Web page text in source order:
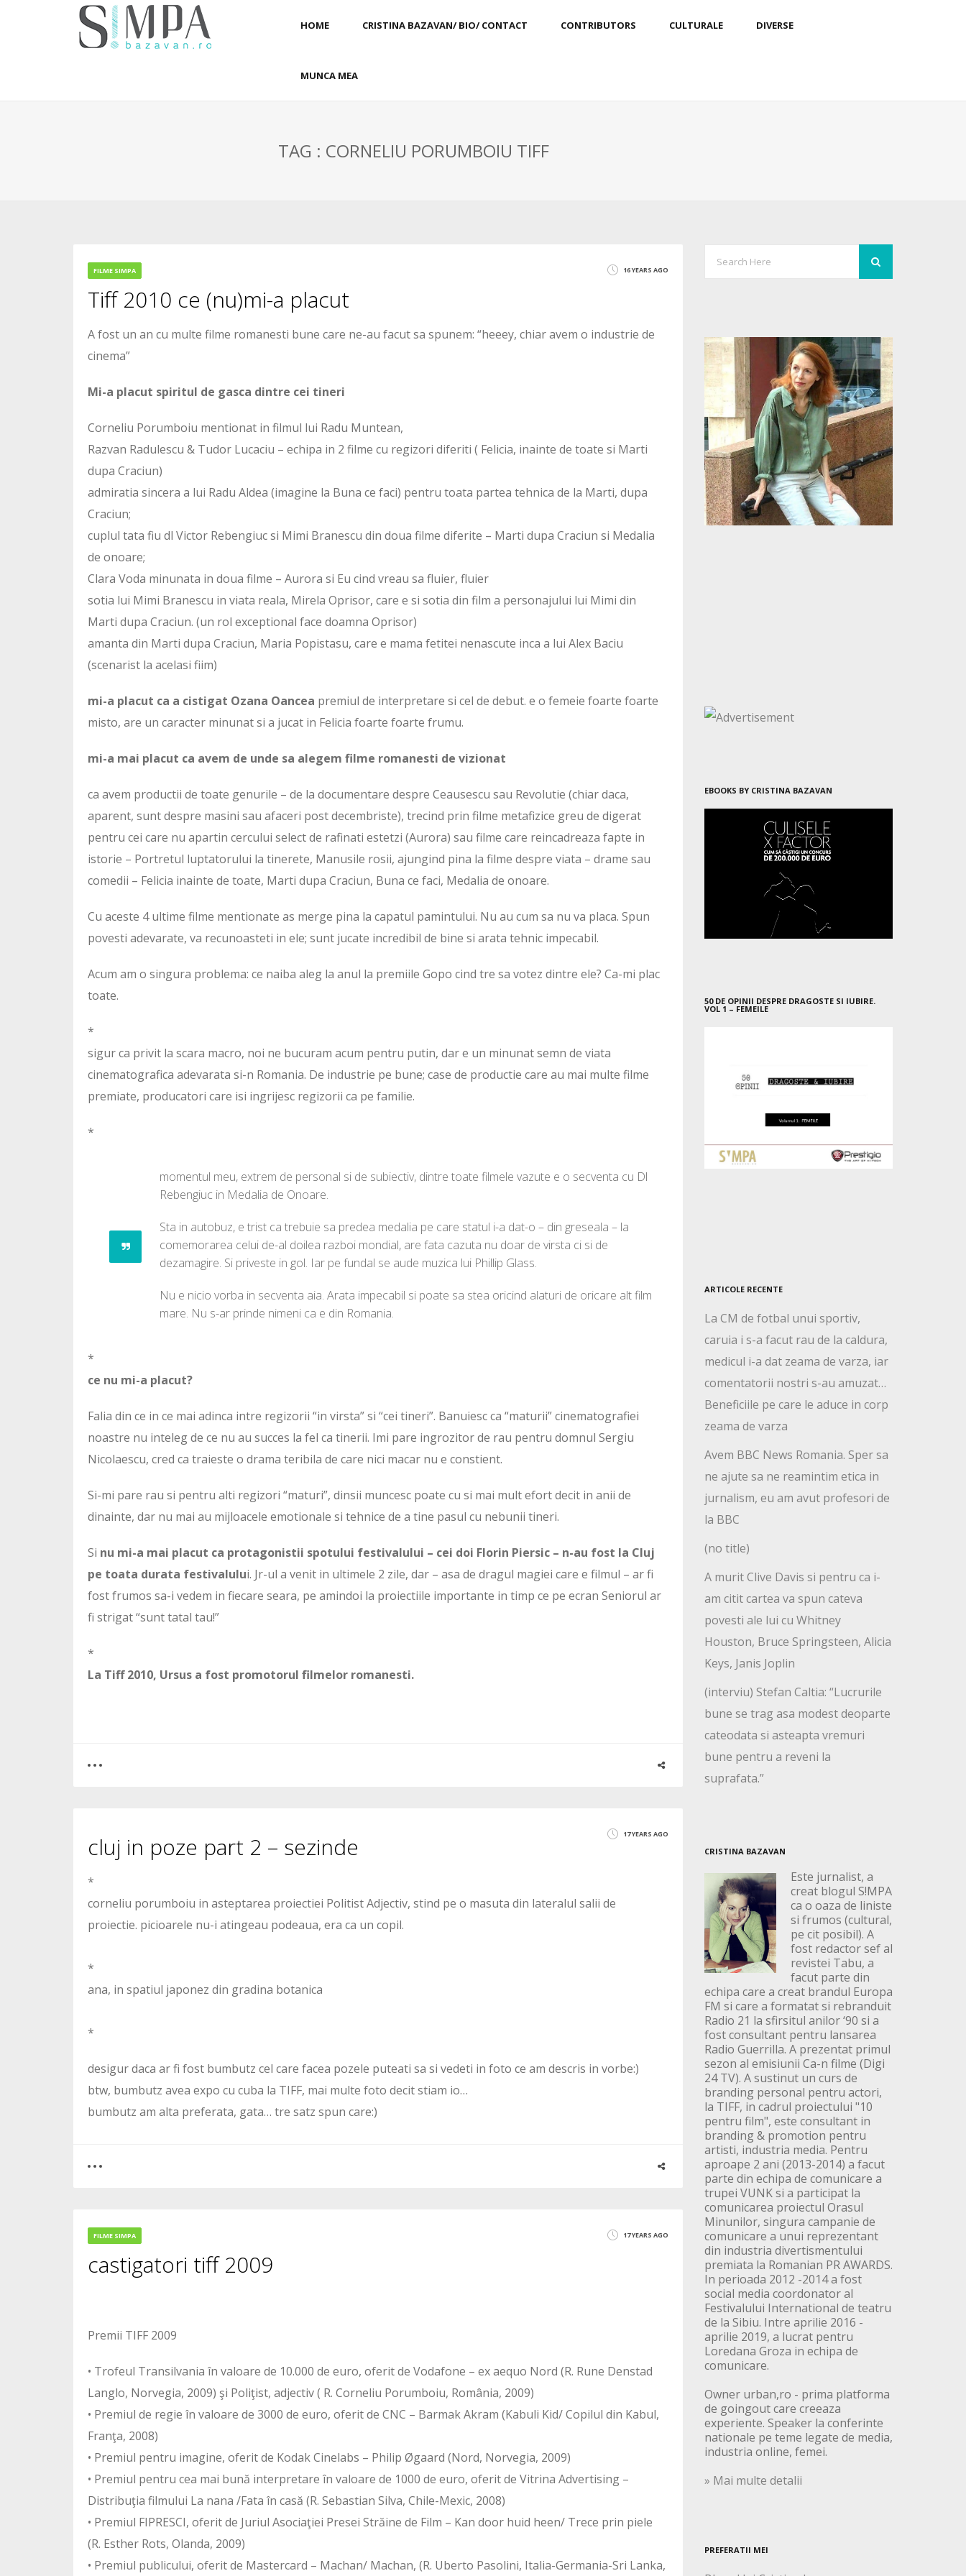
HOME CRISTINA BAZAVAN/ BIO/ CONTACT CONTRIBUTORS CULTURALE DIVERSE
MUNCA MEA
TAG : CORNELIU PORUMBOIU TIFF
FILME SIMPA 16 YEARS AGO
Tiff 2010 ce (nu)mi-a placut
A fost un an cu multe filme romanesti bune care ne-au facut sa spunem: “heeey, chiar avem o industrie de
cinema”
Mi-a placut spiritul de gasca dintre cei tineri
Corneliu Porumboiu mentionat in filmul lui Radu Muntean,
Razvan Radulescu & Tudor Lucaciu – echipa in 2 filme cu regizori diferiti ( Felicia, inainte de toate si Marti
dupa Craciun)
admiratia sincera a lui Radu Aldea (imagine la Buna ce faci) pentru toata partea tehnica de la Marti, dupa
Craciun;
cuplul tata fiu dl Victor Rebengiuc si Mimi Branescu din doua filme diferite – Marti dupa Craciun si Medalia
de onoare;
Clara Voda minunata in doua filme – Aurora si Eu cind vreau sa fluier, fluier
sotia lui Mimi Branescu in viata reala, Mirela Oprisor, care e si sotia din film a personajului lui Mimi din
Marti dupa Craciun. (un rol exceptional face doamna Oprisor)
amanta din Marti dupa Craciun, Maria Popistasu, care e mama fetitei nenascute inca a lui Alex Baciu
(scenarist la acelasi fiim)
mi-a placut ca a cistigat Ozana Oancea premiul de interpretare si cel de debut. e o femeie foarte foarte
misto, are un caracter minunat si a jucat in Felicia foarte foarte frumu.
mi-a mai placut ca avem de unde sa alegem filme romanesti de vizionat
ca avem productii de toate genurile – de la documentare despre Ceausescu sau Revolutie (chiar daca,
aparent, sunt despre masini sau afaceri post decembriste), trecind prin filme metafizice greu de digerat
pentru cei care nu apartin cercului select de rafinati estetzi (Aurora) sau filme care reincadreaza fapte in
istorie – Portretul luptatorului la tinerete, Manusile rosii, ajungind pina la filme despre viata – drame sau
comedii – Felicia inainte de toate, Marti dupa Craciun, Buna ce faci, Medalia de onoare.
Cu aceste 4 ultime filme mentionate as merge pina la capatul pamintului. Nu au cum sa nu va placa. Spun
povesti adevarate, va recunoasteti in ele; sunt jucate incredibil de bine si arata tehnic impecabil.
Acum am o singura problema: ce naiba aleg la anul la premiile Gopo cind tre sa votez dintre ele? Ca-mi plac
toate.
*
sigur ca privit la scara macro, noi ne bucuram acum pentru putin, dar e un minunat semn de viata
cinematografica adevarata si-n Romania. De industrie pe bune; case de productie care au mai multe filme
premiate, producatori care isi ingrijesc regizorii ca pe familie.
*
momentul meu, extrem de personal si de subiectiv, dintre toate filmele vazute e o secventa cu Dl
Rebengiuc in Medalia de Onoare.
Sta in autobuz, e trist ca trebuie sa predea medalia pe care statul i-a dat-o – din greseala – la
comemorarea celui de-al doilea razboi mondial, are fata cazuta nu doar de virsta ci si de
dezamagire. Si priveste in gol. Iar pe fundal se aude muzica lui Phillip Glass.
Nu e nicio vorba in secventa aia. Arata impecabil si poate sa stea oricind alaturi de oricare alt film
mare. Nu s-ar prinde nimeni ca e din Romania.
*
ce nu mi-a placut?
Falia din ce in ce mai adinca intre regizorii “in virsta” si “cei tineri”. Banuiesc ca “maturii” cinematografiei
noastre nu inteleg de ce nu au succes la fel ca tinerii. Imi pare ingrozitor de rau pentru domnul Sergiu
Nicolaescu, cred ca traieste o drama teribila de care nici macar nu e constient.
Si-mi pare rau si pentru alti regizori “maturi”, dinsii muncesc poate cu si mai mult efort decit in anii de
dinainte, dar nu mai au mijloacele emotionale si tehnice de a tine pasul cu nebunii tineri.
Si nu mi-a mai placut ca protagonistii spotului festivalului – cei doi Florin Piersic – n-au fost la Cluj
pe toata durata festivalului. Jr-ul a venit in ultimele 2 zile, dar – asa de dragul magiei care e filmul – ar fi
fost frumos sa-i vedem in fiecare seara, pe amindoi la proiectiile importante in timp ce pe ecran Seniorul ar
fi strigat “sunt tatal tau!”
*
La Tiff 2010, Ursus a fost promotorul filmelor romanesti.
2259
17 YEARS AGO
cluj in poze part 2 – sezinde
*
corneliu porumboiu in asteptarea proiectiei Politist Adjectiv, stind pe o masuta din lateralul salii de
proiectie. picioarele nu-i atingeau podeaua, era ca un copil.
*
ana, in spatiul japonez din gradina botanica
*
desigur daca ar fi fost bumbutz cel care facea pozele puteati sa si vedeti in foto ce am descris in vorbe:)
btw, bumbutz avea expo cu cuba la TIFF, mai multe foto decit stiam io…
bumbutz am alta preferata, gata… tre satz spun care:)
FILME SIMPA 17 YEARS AGO
castigatori tiff 2009
Premii TIFF 2009
• Trofeul Transilvania în valoare de 10.000 de euro, oferit de Vodafone – ex aequo Nord (R. Rune Denstad
Langlo, Norvegia, 2009) şi Poliţist, adjectiv ( R. Corneliu Porumboiu, România, 2009)
• Premiul de regie în valoare de 3000 de euro, oferit de CNC – Barmak Akram (Kabuli Kid/ Copilul din Kabul,
Franţa, 2008)
• Premiul pentru imagine, oferit de Kodak Cinelabs – Philip Øgaard (Nord, Norvegia, 2009)
• Premiul pentru cea mai bună interpretare în valoare de 1000 de euro, oferit de Vitrina Advertising –
Distribuţia filmului La nana /Fata în casă (R. Sebastian Silva, Chile-Mexic, 2008)
• Premiul FIPRESCI, oferit de Juriul Asociaţiei Presei Străine de Film – Kan door huid heen/ Trece prin piele
(R. Esther Rots, Olanda, 2009)
• Premiul publicului, oferit de Mastercard – Machan/ Machan, (R. Uberto Pasolini, Italia-Germania-Sri Lanka,
EBOOKS BY CRISTINA BAZAVAN
50 DE OPINII DESPRE DRAGOSTE SI IUBIRE.
VOL 1 – FEMEILE
ARTICOLE RECENTE
La CM de fotbal unui sportiv,
caruia i s-a facut rau de la caldura,
medicul i-a dat zeama de varza, iar
comentatorii nostri s-au amuzat…
Beneficiile pe care le aduce in corp
zeama de varza
Avem BBC News Romania. Sper sa
ne ajute sa ne reamintim etica in
jurnalism, eu am avut profesori de
la BBC
(no title)
A murit Clive Davis si pentru ca i-
am citit cartea va spun cateva
povesti ale lui cu Whitney
Houston, Bruce Springsteen, Alicia
Keys, Janis Joplin
(interviu) Stefan Caltia: “Lucrurile
bune se trag asa modest deoparte
cateodata si asteapta vremuri
bune pentru a reveni la
suprafata.”
CRISTINA BAZAVAN
Este jurnalist, a
creat blogul S!MPA
ca o oaza de liniste
si frumos (cultural,
pe cit posibil). A
fost redactor sef al
revistei Tabu, a
facut parte din
echipa care a creat brandul Europa
FM si care a formatat si rebranduit
Radio 21 la sfirsitul anilor ‘90 si a
fost consultant pentru lansarea
Radio Guerrilla. A prezentat primul
sezon al emisiunii Ca-n filme (Digi
24 TV). A sustinut un curs de
branding personal pentru actori,
la TIFF, in cadrul proiectului "10
pentru film", este consultant in
branding & promotion pentru
artisti, industria media. Pentru
aproape 2 ani (2013-2014) a facut
parte din echipa de comunicare a
trupei VUNK si a participat la
comunicarea proiectul Orasul
Minunilor, singura campanie de
comunicare a unui reprezentant
din industria divertismentului
premiata la Romanian PR AWARDS.
In perioada 2012 -2014 a fost
social media coordonator al
Festivalului International de teatru
de la Sibiu. Intre aprilie 2016 -
aprilie 2019, a lucrat pentru
Loredana Groza in echipa de
comunicare.
Owner urban,ro - prima platforma
de goingout care creeaza
experiente. Speaker la conferinte
nationale pe teme legate de media,
industria online, femei.
» Mai multe detalii
PREFERATII MEI